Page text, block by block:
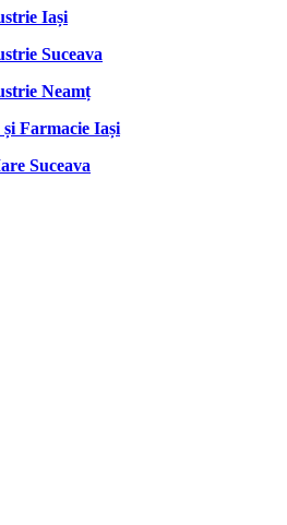
Iași
Suceava
Neamț
Farmacie Iași
Suceava